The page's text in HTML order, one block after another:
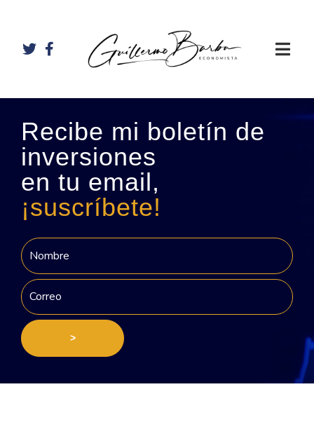
Recibe mi boletín de
inversiones
en tu email,
¡suscríbete!
>